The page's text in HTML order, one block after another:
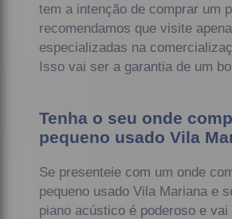
tem a intenção de comprar um
recomendamos que visite
especializadas na
Isso vai ser a garantia de um
Tenha o seu onde
pequeno usado Vila
Se presenteie com um onde
pequeno usado Vila Mariana e
piano acústico é poderoso e